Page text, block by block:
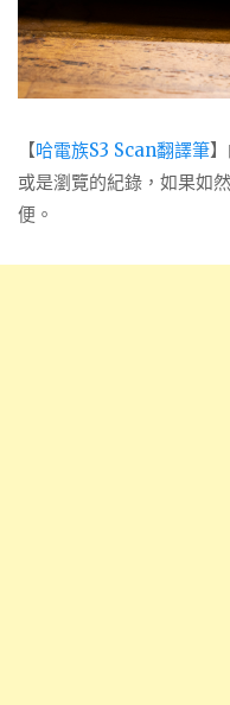
【哈電族S3 Scan翻譯筆
或是瀏覽的紀錄，如果如
便 。